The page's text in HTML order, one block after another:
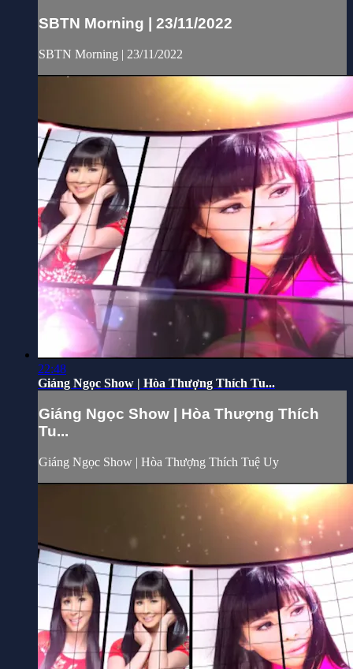
SBTN Morning | 23/11/2022
SBTN Morning | 23/11/2022
22:48
Giáng Ngọc Show | Hòa Thượng Thích Tu...
Giáng Ngọc Show | Hòa Thượng Thích
Tu...
Giáng Ngọc Show | Hòa Thượng Thích Tuệ Uy